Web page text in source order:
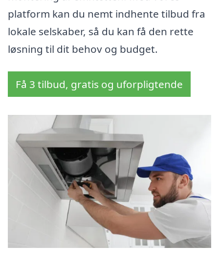
platform kan du nemt indhente tilbud fra
lokale selskaber, så du kan få den rette
løsning til dit behov og budget.
Få 3 tilbud, gratis og uforpligtende